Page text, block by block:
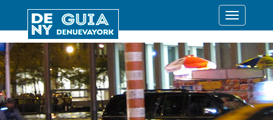
Desplegar